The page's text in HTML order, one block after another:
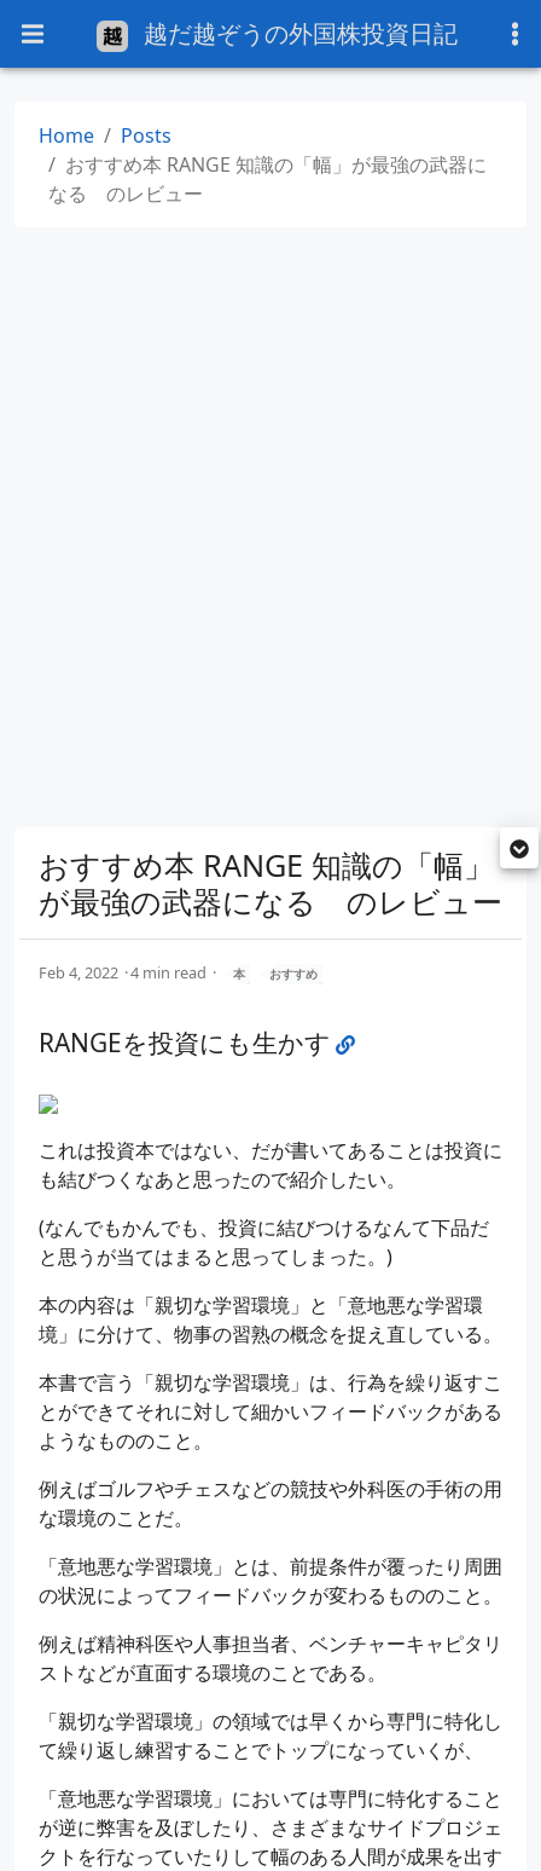
越だ越ぞうの外国株投資日記
Home
Posts
おすすめ本 RANGE 知識の「幅」が最強の武器に
なる のレビュー
おすすめ本 RANGE 知識の「幅」
が最強の武器になる のレビュー
Feb 4, 2022 4 min read 本 おすすめ
RANGEを投資にも生かす
これは投資本ではない、だが書いてあることは投資に
も結びつくなあと思ったので紹介したい。
(なんでもかんでも、投資に結びつけるなんて下品だ
と思うが当てはまると思ってしまった。)
本の内容は「親切な学習環境」と「意地悪な学習環
境」に分けて、物事の習熟の概念を捉え直している。
本書で言う「親切な学習環境」は、行為を繰り返すこ
とができてそれに対して細かいフィードバックがある
ようなもののこと。
例えばゴルフやチェスなどの競技や外科医の手術の用
な環境のことだ。
「意地悪な学習環境」とは、前提条件が覆ったり周囲
の状況によってフィードバックが変わるもののこと。
例えば精神科医や人事担当者、ベンチャーキャピタリ
ストなどが直面する環境のことである。
「親切な学習環境」の領域では早くから専門に特化し
て繰り返し練習することでトップになっていくが、
「意地悪な学習環境」においては専門に特化すること
が逆に弊害を及ぼしたり、さまざまなサイドプロジェ
クトを行なっていたりして幅のある人間が成果を出す